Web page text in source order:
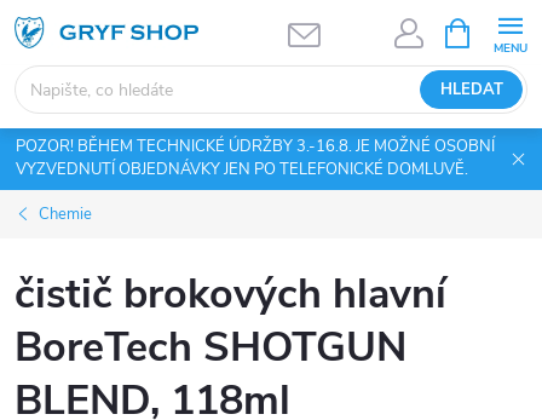
Přejít
na
obsah
HLEDAT
NÁKUPNÍ
KOŠÍK
POZOR! BĚHEM TECHNICKÉ ÚDRŽBY 3.-16.8. JE MOŽNÉ OSOBNÍ
VYZVEDNUTÍ OBJEDNÁVKY JEN PO TELEFONICKÉ DOMLUVĚ.
Chemie
čistič brokových hlavní
BoreTech SHOTGUN
BLEND, 118ml